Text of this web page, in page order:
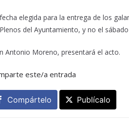
elegida para la entrega de los
del Ayuntamiento, y no el
Antonio Moreno, presentará el acto.
este/a entrada
Compártelo Publícalo